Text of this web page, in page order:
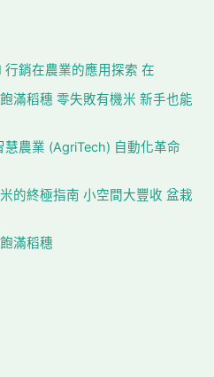
銷在農業的應用探索 在
滿稻穗 零失敗有機米 新手也能
農業 (AgriTech) 自動化革命
的終極指南 小空間大豐收 盆栽
滿稻穗